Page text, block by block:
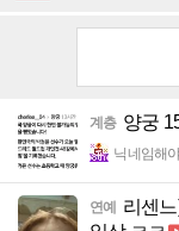
계층 양궁
닉네임해
연예
리센